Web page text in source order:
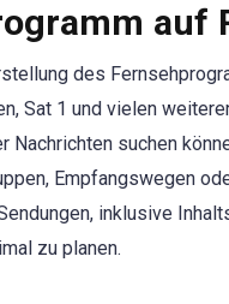
auf
des
Sat 1 und vielen
Nachrichten suchen
Empfangswegen
inklusive
zu planen.